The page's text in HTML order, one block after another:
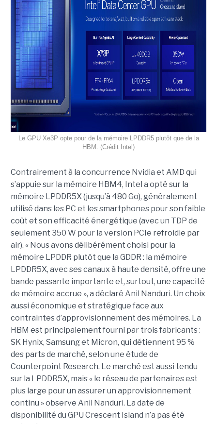
Le GPU Xe3P opte pour de la mémoire LPDDR5 plutôt que de la
HBM. (Crédit Intel)
Contrairement à la concurrence Nvidia et AMD qui
s’appuie sur la mémoire HBM4, Intel a opté sur la
mémoire LPDDR5X (jusqu’à 480 Go), généralement
utilisé dans les PC et les smartphones pour son faible
coût et son efficacité énergétique (avec un TDP de
seulement 350 W pour la version PCIe refroidie par
air). « Nous avons délibérément choisi pour la
mémoire LPDDR plutôt que la GDDR : la mémoire
LPDDR5X, avec ses canaux à haute densité, offre une
bande passante importante et, surtout, une capacité
de mémoire accrue », a déclaré Anil Nanduri. Un choix
aussi économique et stratégique face aux
contraintes d’approvisionnement des mémoires. La
HBM est principalement fourni par trois fabricants :
SK Hynix, Samsung et Micron, qui détiennent 95 %
des parts de marché, selon une étude de
Counterpoint Research. Le marché est aussi tendu
sur la LPDDR5X, mais « le réseau de partenaires est
plus large pour un assurer un approvisionnement
continu » observe Anil Nanduri. La date de
disponibilité du GPU Crescent Island n’a pas été